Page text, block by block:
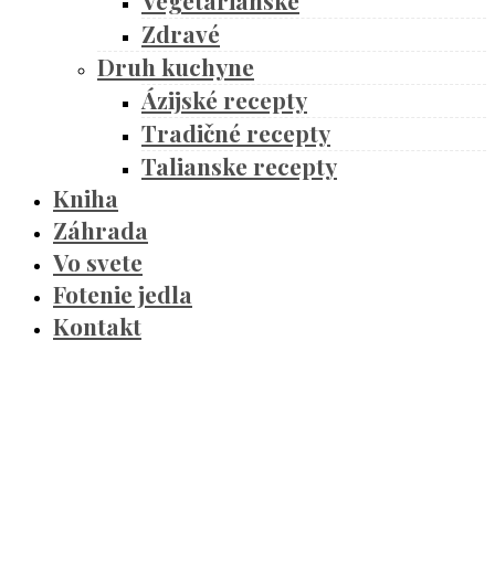
Zdravé
Druh kuchyne
Ázijské recepty
Tradičné recepty
Talianske recepty
Kniha
Záhrada
Vo svete
Fotenie jedla
Kontakt